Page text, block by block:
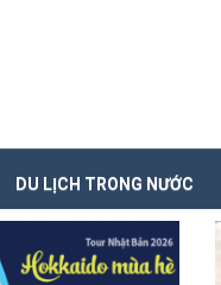
DU LỊCH TRONG NƯỚC